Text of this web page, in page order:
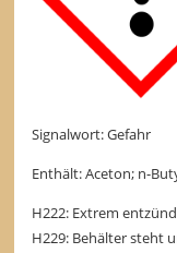
Signalwort: Gefahr
Enthält: Aceton; n-
H222: Extrem
H229: Behälter steht